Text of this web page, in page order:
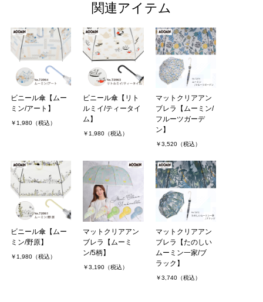
関連アイテム
ビニール傘【ムー
ミン/アート】
￥1,980（税込）
ビニール傘【リト
ルミイ/ティータイ
ム】
￥1,980（税込）
マットクリアアン
ブレラ【ムーミン/
フルーツガーデ
ン】
￥3,520（税込）
ビニール傘【ムー
ミン/野原】
￥1,980（税込）
マットクリアアン
ブレラ【ムーミ
ン/5柄】
￥3,190（税込）
マットクリアアン
ブレラ【たのしい
ムーミン一家/ブ
ラック】
￥3,740（税込）